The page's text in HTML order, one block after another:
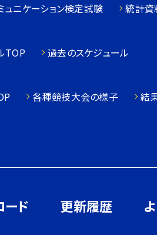
ュニケーション検定試験
統計資
TOP 過去のスケジュール
各種競技大会の様子 結
ド 更新履歴